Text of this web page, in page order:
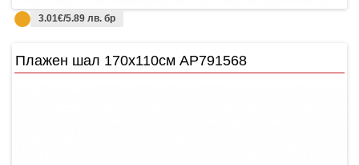
3.01€/5.89 лв. бр
Плажен шал 170х110см AP791568